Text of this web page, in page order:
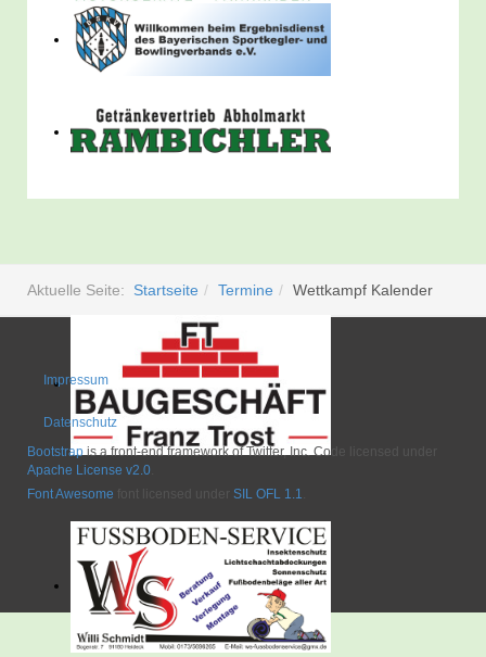
Aktuelle Seite: Startseite Termine Wettkampf Kalender
Impressum
Datenschutz
Bootstrapis a front-end framework of Twitter, Inc. Code licensed under
Apache License v2.0
Font Awesome font licensed under SIL OFL 1.1